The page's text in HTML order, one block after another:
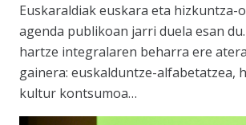
Euskaraldiak euskara eta hizkuntza-
agenda publikoan jarri duela esan
hartze integralaren beharra ere
gainera: euskalduntze-alfabetatzea,
kultur kontsumoa…